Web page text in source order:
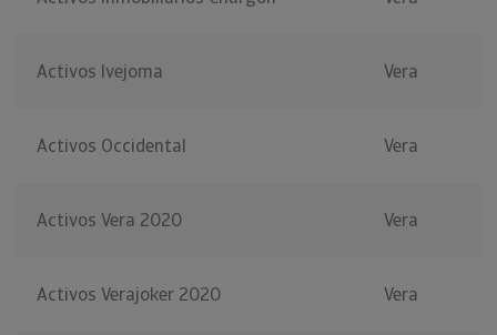
Activos Ivejoma Vera
Activos Occidental Vera
Activos Vera 2020 Vera
Activos Verajoker 2020 Vera